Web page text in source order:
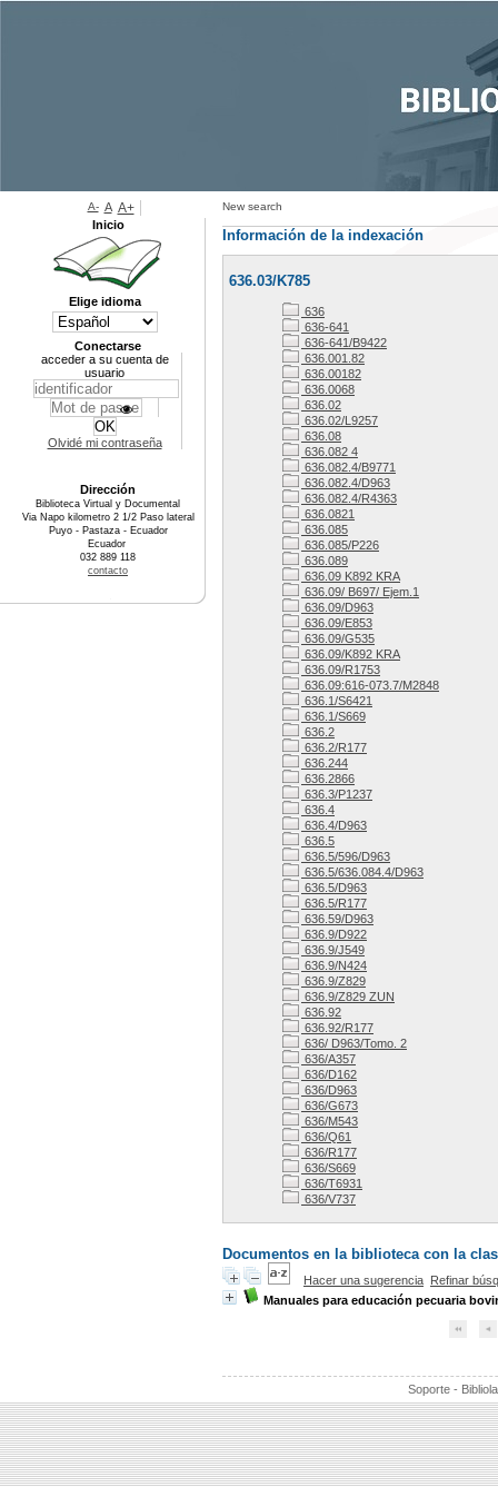
New search
Información de la indexación
636.03/K785
636
636-641
636-641/B9422
636.001.82
636.00182
636.0068
636.02
636.02/L9257
636.08
636.082 4
636.082.4/B9771
636.082.4/D963
636.082.4/R4363
636.0821
636.085
636.085/P226
636.089
636.09 K892 KRA
636.09/ B697/ Ejem.1
636.09/D963
636.09/E853
636.09/G535
636.09/K892 KRA
636.09/R1753
636.09:616-073.7/M2848
636.1/S6421
636.1/S669
636.2
636.2/R177
636.244
636.2866
636.3/P1237
636.4
636.4/D963
636.5
636.5/596/D963
636.5/636.084.4/D963
636.5/D963
636.5/R177
636.59/D963
636.9/D922
636.9/J549
636.9/N424
636.9/Z829
636.9/Z829 ZUN
636.92
636.92/R177
636/ D963/Tomo. 2
636/A357
636/D162
636/D963
636/G673
636/M543
636/Q61
636/R177
636/S669
636/T6931
636/V737
Documentos en la biblioteca con la
Hacer una sugerencia Refinar
Manuales para educación pecuaria
Soporte -
A- A A+
Inicio
Elige idioma
Conectarse
acceder a su cuenta de
usuario
Olvidé mi contraseña
Dirección
Biblioteca Virtual y Documental
Via Napo kilometro 2 1/2 Paso lateral
Puyo - Pastaza - Ecuador
Ecuador
032 889 118
contacto